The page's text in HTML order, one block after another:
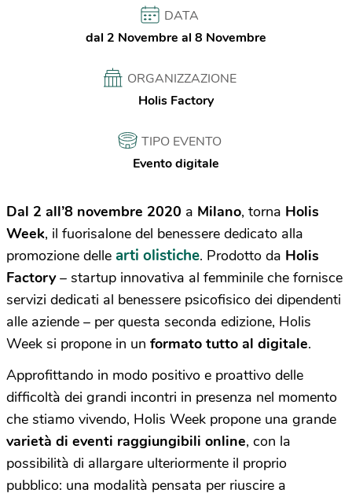
DATA
dal 2 Novembre al 8 Novembre
ORGANIZZAZIONE
Holis Factory
TIPO EVENTO
Evento digitale
Dal 2 all’8 novembre 2020 a Milano, torna Holis
Week, il fuorisalone del benessere dedicato alla
promozione delle arti olistiche. Prodotto da Holis
Factory– startup innovativa al femminile che fornisce
servizi dedicati al benessere psicofisico dei dipendenti
alle aziende – per questa seconda edizione, Holis
Week si propone in un formato tutto al digitale.
Approfittando in modo positivo e proattivo delle
difficoltà dei grandi incontri in presenza nel momento
che stiamo vivendo, Holis Week propone una grande
varietà di eventi raggiungibili online, con la
possibilità di allargare ulteriormente il proprio
pubblico: una modalità pensata per riuscire a